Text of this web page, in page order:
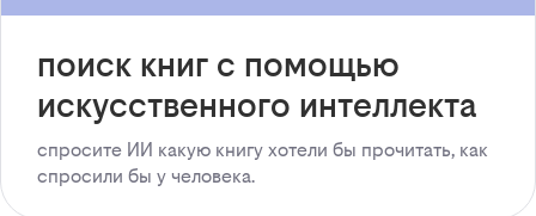
поиск книг с помощью
искусственного интеллекта
спросите ИИ какую книгу хотели бы прочитать, как
спросили бы у человека.